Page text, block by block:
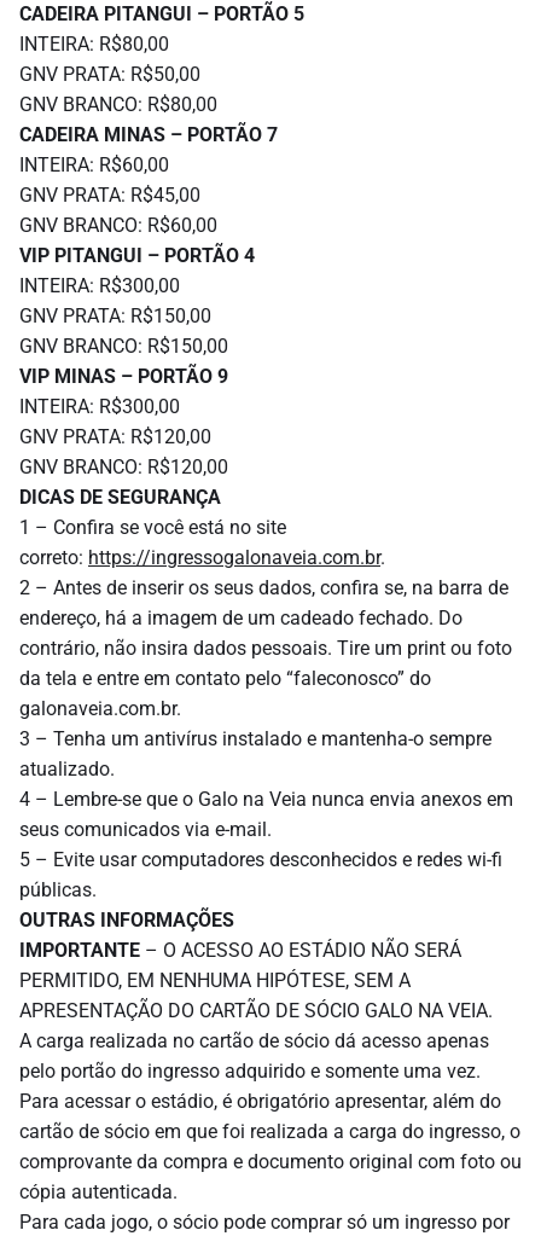
CADEIRA PITANGUI – PORTÃO 5
INTEIRA: R$80,00
GNV PRATA: R$50,00
GNV BRANCO: R$80,00
CADEIRA MINAS – PORTÃO 7
INTEIRA: R$60,00
GNV PRATA: R$45,00
GNV BRANCO: R$60,00
VIP PITANGUI – PORTÃO 4
INTEIRA: R$300,00
GNV PRATA: R$150,00
GNV BRANCO: R$150,00
VIP MINAS – PORTÃO 9
INTEIRA: R$300,00
GNV PRATA: R$120,00
GNV BRANCO: R$120,00
DICAS DE SEGURANÇA
1 – Confira se você está no site
correto: https://ingressogalonaveia.com.br.
2 – Antes de inserir os seus dados, confira se, na barra de
endereço, há a imagem de um cadeado fechado. Do
contrário, não insira dados pessoais. Tire um print ou foto
da tela e entre em contato pelo “faleconosco” do
galonaveia.com.br.
3 – Tenha um antivírus instalado e mantenha-o sempre
atualizado.
4 – Lembre-se que o Galo na Veia nunca envia anexos em
seus comunicados via e-mail.
5 – Evite usar computadores desconhecidos e redes wi-fi
públicas.
OUTRAS INFORMAÇÕES
IMPORTANTE – O ACESSO AO ESTÁDIO NÃO SERÁ
PERMITIDO, EM NENHUMA HIPÓTESE, SEM A
APRESENTAÇÃO DO CARTÃO DE SÓCIO GALO NA VEIA.
A carga realizada no cartão de sócio dá acesso apenas
pelo portão do ingresso adquirido e somente uma vez.
Para acessar o estádio, é obrigatório apresentar, além do
cartão de sócio em que foi realizada a carga do ingresso, o
comprovante da compra e documento original com foto ou
cópia autenticada.
Para cada jogo, o sócio pode comprar só um ingresso por